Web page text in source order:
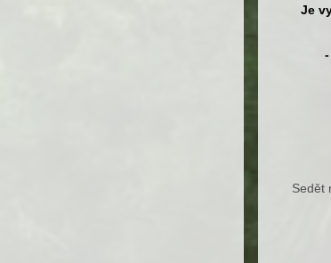
Je
Sedět